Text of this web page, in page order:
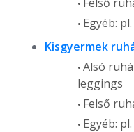
Egyéb:
Kisgyermek
Alsó
leggings
Felső
Egyéb: